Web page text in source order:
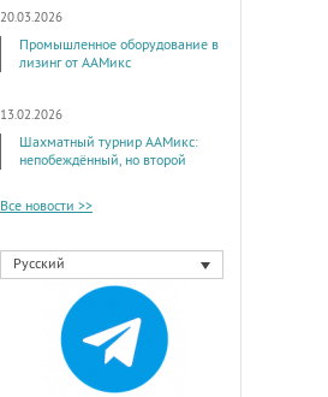
20.03.2026
Промышленное оборудование в
лизинг от ААМикс
13.02.2026
Шахматный турнир ААМикс:
непобеждённый, но второй
Все новости >>
Русский